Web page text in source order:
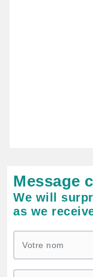
Message
We will
as we